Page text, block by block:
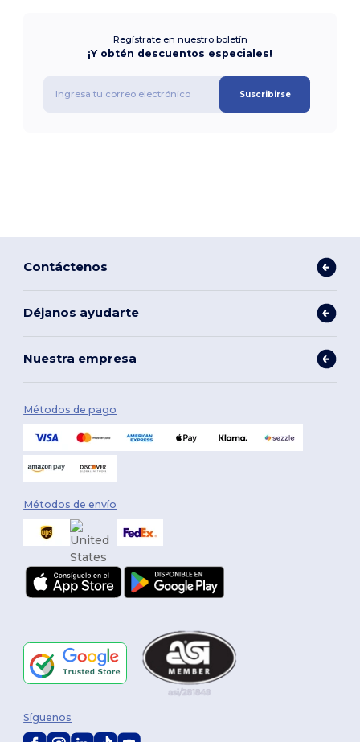
Regístrate en nuestro boletín
¡Y obtén descuentos especiales!
Suscribirse
Contáctenos
Déjanos ayudarte
Nuestra empresa
Métodos de pago
Métodos de envío
Síguenos